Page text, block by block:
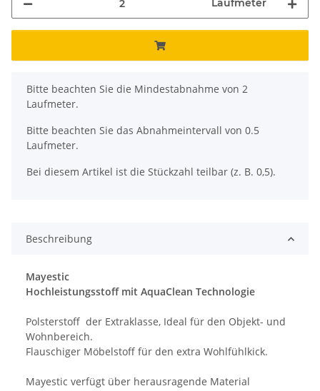
Laufmeter
x
Bitte beachten Sie die Mindestabnahme von 2
Laufmeter.
Bitte beachten Sie das Abnahmeintervall von 0.5
Laufmeter.
Bei diesem Artikel ist die Stückzahl teilbar (z. B. 0,5).
Beschreibung
Mayestic
Hochleistungsstoff mit AquaClean Technologie
Polsterstoff der Extraklasse, Ideal für den Objekt- und
Wohnbereich.
Flauschiger Möbelstoff für den extra Wohlfühlkick.
Mayestic verfügt über herausragende Material